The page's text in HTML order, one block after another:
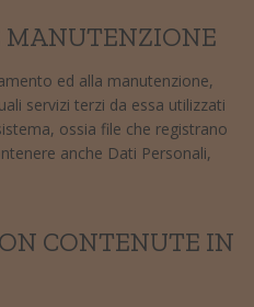
MANUTENZIONE
ed alla manutenzione,
servizi terzi da essa utilizzati
ossia file che registrano
anche Dati Personali,
CONTENUTE IN